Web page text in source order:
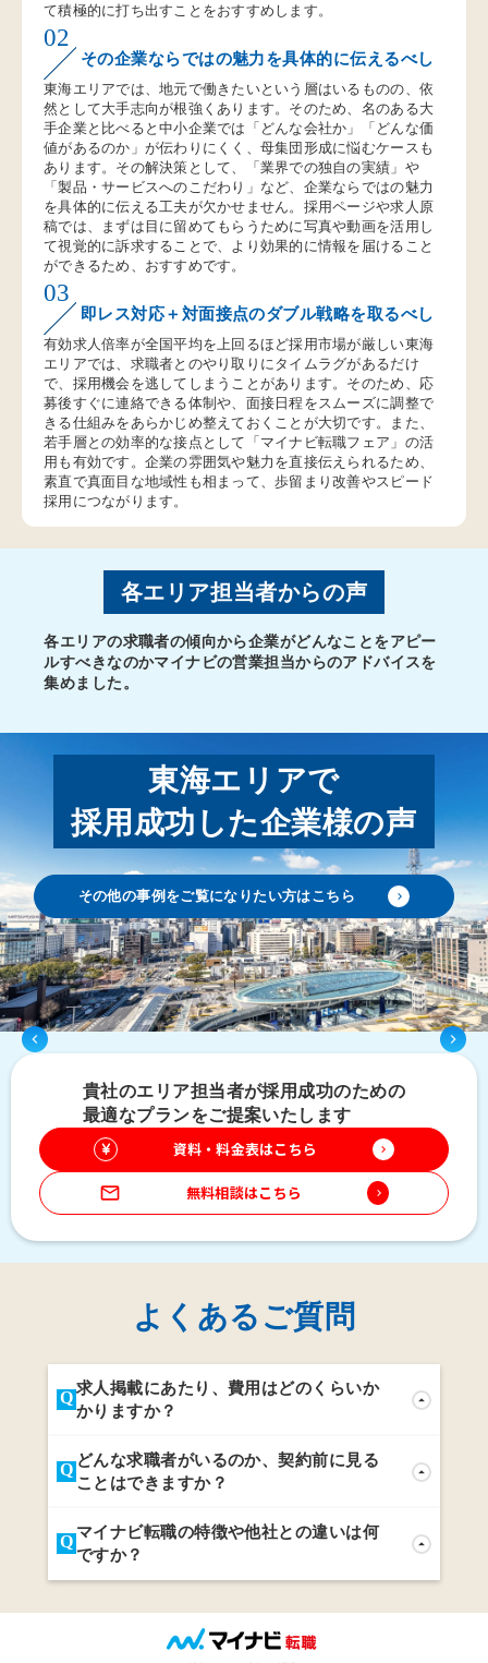
て積極的に打ち出すことをおすすめします。
02
その企業ならではの魅力を具体的に伝えるべし
東海エリアでは、地元で働きたいという層はいるものの、依
然として大手志向が根強くあります。そのため、名のある大
手企業と比べると中小企業では「どんな会社か」「どんな価
値があるのか」が伝わりにくく、母集団形成に悩むケースも
あります。その解決策として、「業界での独自の実績」や
「製品・サービスへのこだわり」など、企業ならではの魅力
を具体的に伝える工夫が欠かせません。採用ページや求人原
稿では、まずは目に留めてもらうために写真や動画を活用し
て視覚的に訴求することで、より効果的に情報を届けること
ができるため、おすすめです。
03
即レス対応＋対面接点のダブル戦略を取るべし
有効求人倍率が全国平均を上回るほど採用市場が厳しい東海
エリアでは、求職者とのやり取りにタイムラグがあるだけ
で、採用機会を逃してしまうことがあります。そのため、応
募後すぐに連絡できる体制や、面接日程をスムーズに調整で
きる仕組みをあらかじめ整えておくことが大切です。また、
若手層との効率的な接点として「マイナビ転職フェア」の活
用も有効です。企業の雰囲気や魅力を直接伝えられるため、
素直で真面目な地域性も相まって、歩留まり改善やスピード
採用につながります。
各エリア担当者からの声
各エリアの求職者の傾向から企業がどんなことをアピー
ルすべきなのかマイナビの営業担当からのアドバイスを
集めました。
keyboard_arrow_left keyboard_arrow_right
東海エリアで
採用成功した企業様の声
keyboard_arrow_left keyboard_arrow_right
その他の事例をご覧になりたい方はこちら keyboard_arrow_right
貴社のエリア担当者が採用成功のための
最適なプランをご提案いたします
資料・料金表はこちら keyboard_arrow_right
mail_outline 無料相談はこちら keyboard_arrow_right
よくあるご質問
Q
求人掲載にあたり、費用はどのくらいか
かりますか？
arrow_drop_up
A 掲載プランや期間により大きく変動いたします。
時期やエリアに応じたキャンペーンもございます
Q
どんな求職者がいるのか、契約前に見る
ことはできますか？
arrow_drop_up
A 想定数をお伝えすることが可能です。年齢層・職
種・業種・資格・経験、居住地など、
Q
マイナビ転職の特徴や他社との違いは何
ですか？
arrow_drop_up
応募者は35歳以下の若手がメインであることが他